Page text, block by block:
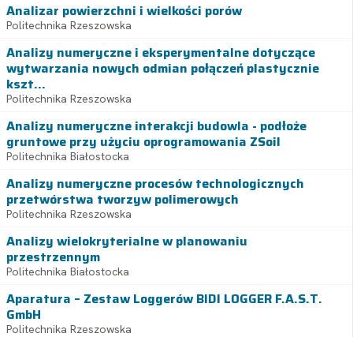
Analizar powierzchni i wielkości porów
Politechnika Rzeszowska
Analizy numeryczne i eksperymentalne dotyczące
wytwarzania nowych odmian połączeń plastycznie
kszt...
Politechnika Rzeszowska
Analizy numeryczne interakcji budowla - podłoże
gruntowe przy użyciu oprogramowania ZSoil
Politechnika Białostocka
Analizy numeryczne procesów technologicznych
przetwórstwa tworzyw polimerowych
Politechnika Rzeszowska
Analizy wielokryterialne w planowaniu
przestrzennym
Politechnika Białostocka
Aparatura – Zestaw Loggerów BIDI LOGGER F.A.S.T.
GmbH
Politechnika Rzeszowska